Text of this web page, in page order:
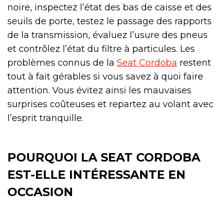
noire, inspectez l’état des bas de caisse et des
seuils de porte, testez le passage des rapports
de la transmission, évaluez l’usure des pneus
et contrôlez l’état du filtre à particules. Les
problèmes connus de la Seat Cordoba restent
tout à fait gérables si vous savez à quoi faire
attention. Vous évitez ainsi les mauvaises
surprises coûteuses et repartez au volant avec
l’esprit tranquille.
POURQUOI LA SEAT CORDOBA
EST-ELLE INTÉRESSANTE EN
OCCASION